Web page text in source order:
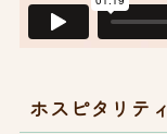
ホスピタリティ